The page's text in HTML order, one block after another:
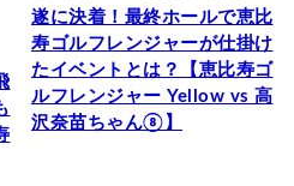
遂に決着！最終ホールで恵比
寿ゴルフレンジャーが仕掛け
たイベントとは？【恵比寿ゴ
ルフレンジャー Yellow vs 高
沢奈苗ちゃん⑧】